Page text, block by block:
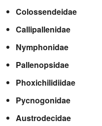
Colossendeidae
Callipallenidae
Nymphonidae
Pallenopsidae
Phoxichilidiidae
Pycnogonidae
Austrodecidae